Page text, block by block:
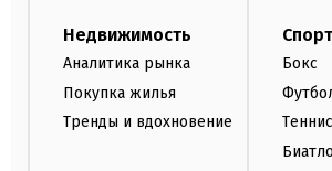
Недвижимость
Аналитика рынка
Покупка жилья
Тренды и вдохновение
Спорт
Бокс
Теннис